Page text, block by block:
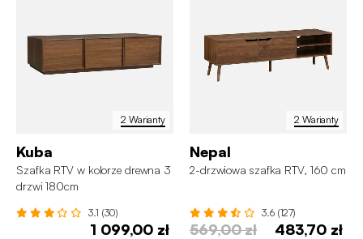
2 Warianty
Kuba
Szafka RTV w kolorze drewna 3
drzwi 180cm
3.1 (30)
1 099,00 zł
2 Warianty
Nepal
2-drzwiowa szafka RTV, 160 cm
3.6 (127)
569,00 zł 483,70 zł